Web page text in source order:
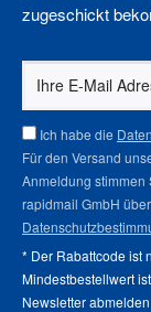
zugeschickt
Ich habe die
Für den Versand
Anmeldung stimmen
rapidmail GmbH
* Der Rabattcode ist
Mindestbestellwert
Newsletter abmelden